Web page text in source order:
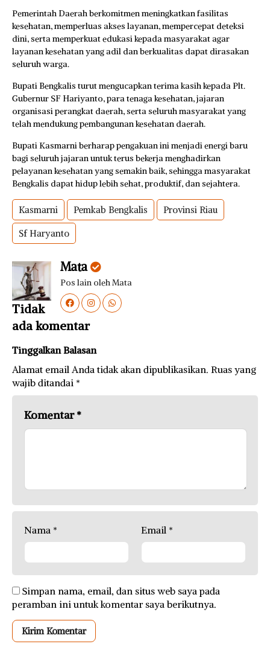
Pemerintah Daerah berkomitmen meningkatkan fasilitas
kesehatan, memperluas akses layanan, mempercepat deteksi
dini, serta memperkuat edukasi kepada masyarakat agar
layanan kesehatan yang adil dan berkualitas dapat dirasakan
seluruh warga.
Bupati Bengkalis turut mengucapkan terima kasih kepada Plt.
Gubernur SF Hariyanto, para tenaga kesehatan, jajaran
organisasi perangkat daerah, serta seluruh masyarakat yang
telah mendukung pembangunan kesehatan daerah.
Bupati Kasmarni berharap pengakuan ini menjadi energi baru
bagi seluruh jajaran untuk terus bekerja menghadirkan
pelayanan kesehatan yang semakin baik, sehingga masyarakat
Bengkalis dapat hidup lebih sehat, produktif, dan sejahtera.
Kasmarni Pemkab Bengkalis Provinsi Riau
Sf Haryanto
Mata
Pos lain oleh Mata
Tidak
ada komentar
Tinggalkan Balasan
Alamat email Anda tidak akan dipublikasikan. Ruas yang
wajib ditandai *
Komentar*
Nama * Email *
Simpan nama, email, dan situs web saya pada
peramban ini untuk komentar saya berikutnya.